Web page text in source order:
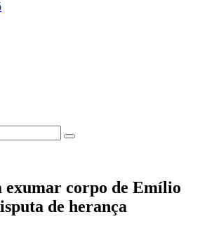
exumar corpo de Emílio
de herança